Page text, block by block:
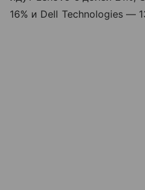
16% и Dell Technologies —